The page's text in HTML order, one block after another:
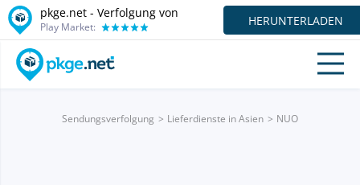
pkge.net - Verfolgung von
Play Market: HERUNTERLADEN
Sendungsverfolgung Lieferdienste in Asien NUO